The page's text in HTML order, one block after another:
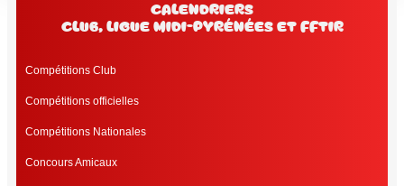
Calendriers
club, Ligue Midi-Pyrénées et FFtir
Compétitions Club
Compétitions officielles
Compétitions Nationales
Concours Amicaux